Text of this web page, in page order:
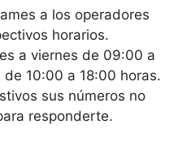
a los operadores
horarios.
a viernes de 09:00 a
10:00 a 18:00 horas.
sus números no
responderte.